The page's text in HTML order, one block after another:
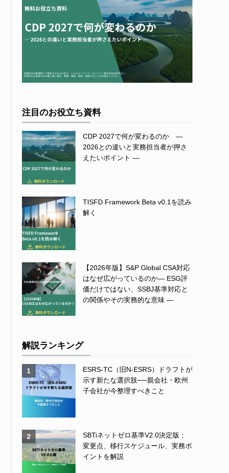
注目のお役立ち資料
CDP 2027で何が変わるのか ―
2026との違いと実務担当者が押さ
えたいポイント ―
TISFD Framework Beta v0.1を読み
解く
【2026年版】S&P Global CSA対応
はなぜ広がっているのか― ESG評
価だけではない、SSBJ基準対応と
の関係やその実務的な意味 ―
解説ランキング
1
ESRS-TC（旧N-ESRS）ドラフトが
示す新たな選択肢──親会社・欧州
子会社が今整理すべきこと
2
SBTiネットゼロ基準V2.0決定版：
変更点、移行スケジュール、実務ポ
イントを解説